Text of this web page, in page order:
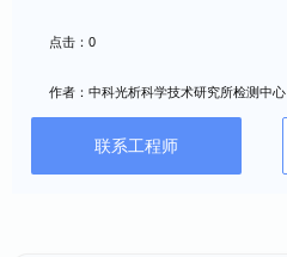
点击：0
作者：中科光析科学技术研究所检测中心
联系工程师